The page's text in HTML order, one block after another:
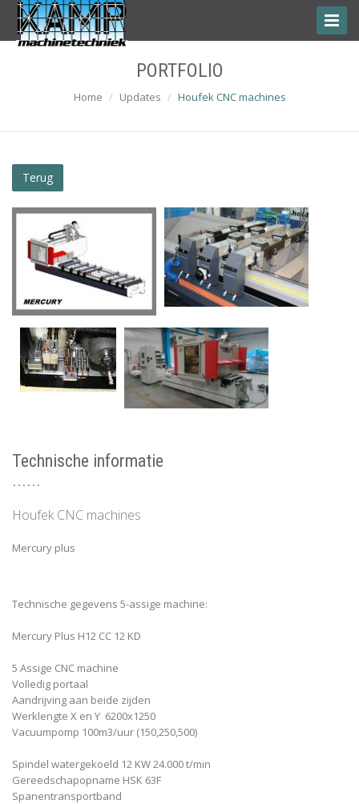
Toggle
PORTFOLIO
Home Updates Houfek CNC machines
Terug
Technische informatie
Houfek CNC machines
Mercury plus
Technische gegevens 5-assige machine:
Mercury Plus H12 CC 12 KD
5 Assige CNC machine
Volledig portaal
Aandrijving aan beide zijden
Werklengte X en Y 6200x1250
Vacuumpomp 100m3/uur (150,250,500)
Spindel watergekoeld 12 KW 24.000 t/min
Gereedschapopname HSK 63F
Spanentransportband